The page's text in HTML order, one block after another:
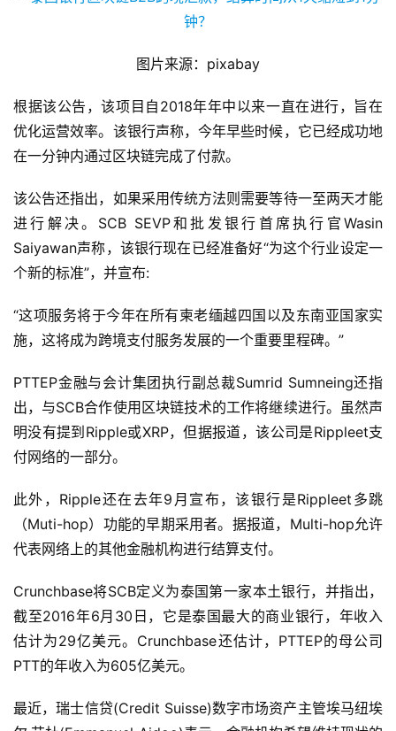
图片来源：pixabay
根据该公告，该项目自2018年年中以来一直在进行，旨在
优化运营效率。该银行声称，今年早些时候，它已经成功地
在一分钟内通过区块链完成了付款。
该公告还指出，如果采用传统方法则需要等待一至两天才能
进行解决。SCB SEVP和批发银行首席执行官Wasin
Saiyawan声称，该银行现在已经准备好“为这个行业设定一
个新的标准”，并宣布:
“这项服务将于今年在所有柬老缅越四国以及东南亚国家实
施，这将成为跨境支付服务发展的一个重要里程碑。”
PTTEP金融与会计集团执行副总裁Sumrid Sumneing还指
出，与SCB合作使用区块链技术的工作将继续进行。虽然声
明没有提到Ripple或XRP，但据报道，该公司是Rippleet支
付网络的一部分。
此外，Ripple还在去年9月宣布，该银行是Rippleet多跳
（Muti-hop）功能的早期采用者。据报道，Multi-hop允许
代表网络上的其他金融机构进行结算支付。
Crunchbase将SCB定义为泰国第一家本土银行，并指出，
截至2016年6月30日，它是泰国最大的商业银行，年收入
估计为29亿美元。Crunchbase还估计，PTTEP的母公司
PTT的年收入为605亿美元。
最近，瑞士信贷(Credit Suisse)数字市场资产主管埃马纽埃